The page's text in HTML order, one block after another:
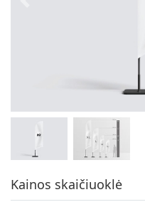
Kainos skaičiuoklė